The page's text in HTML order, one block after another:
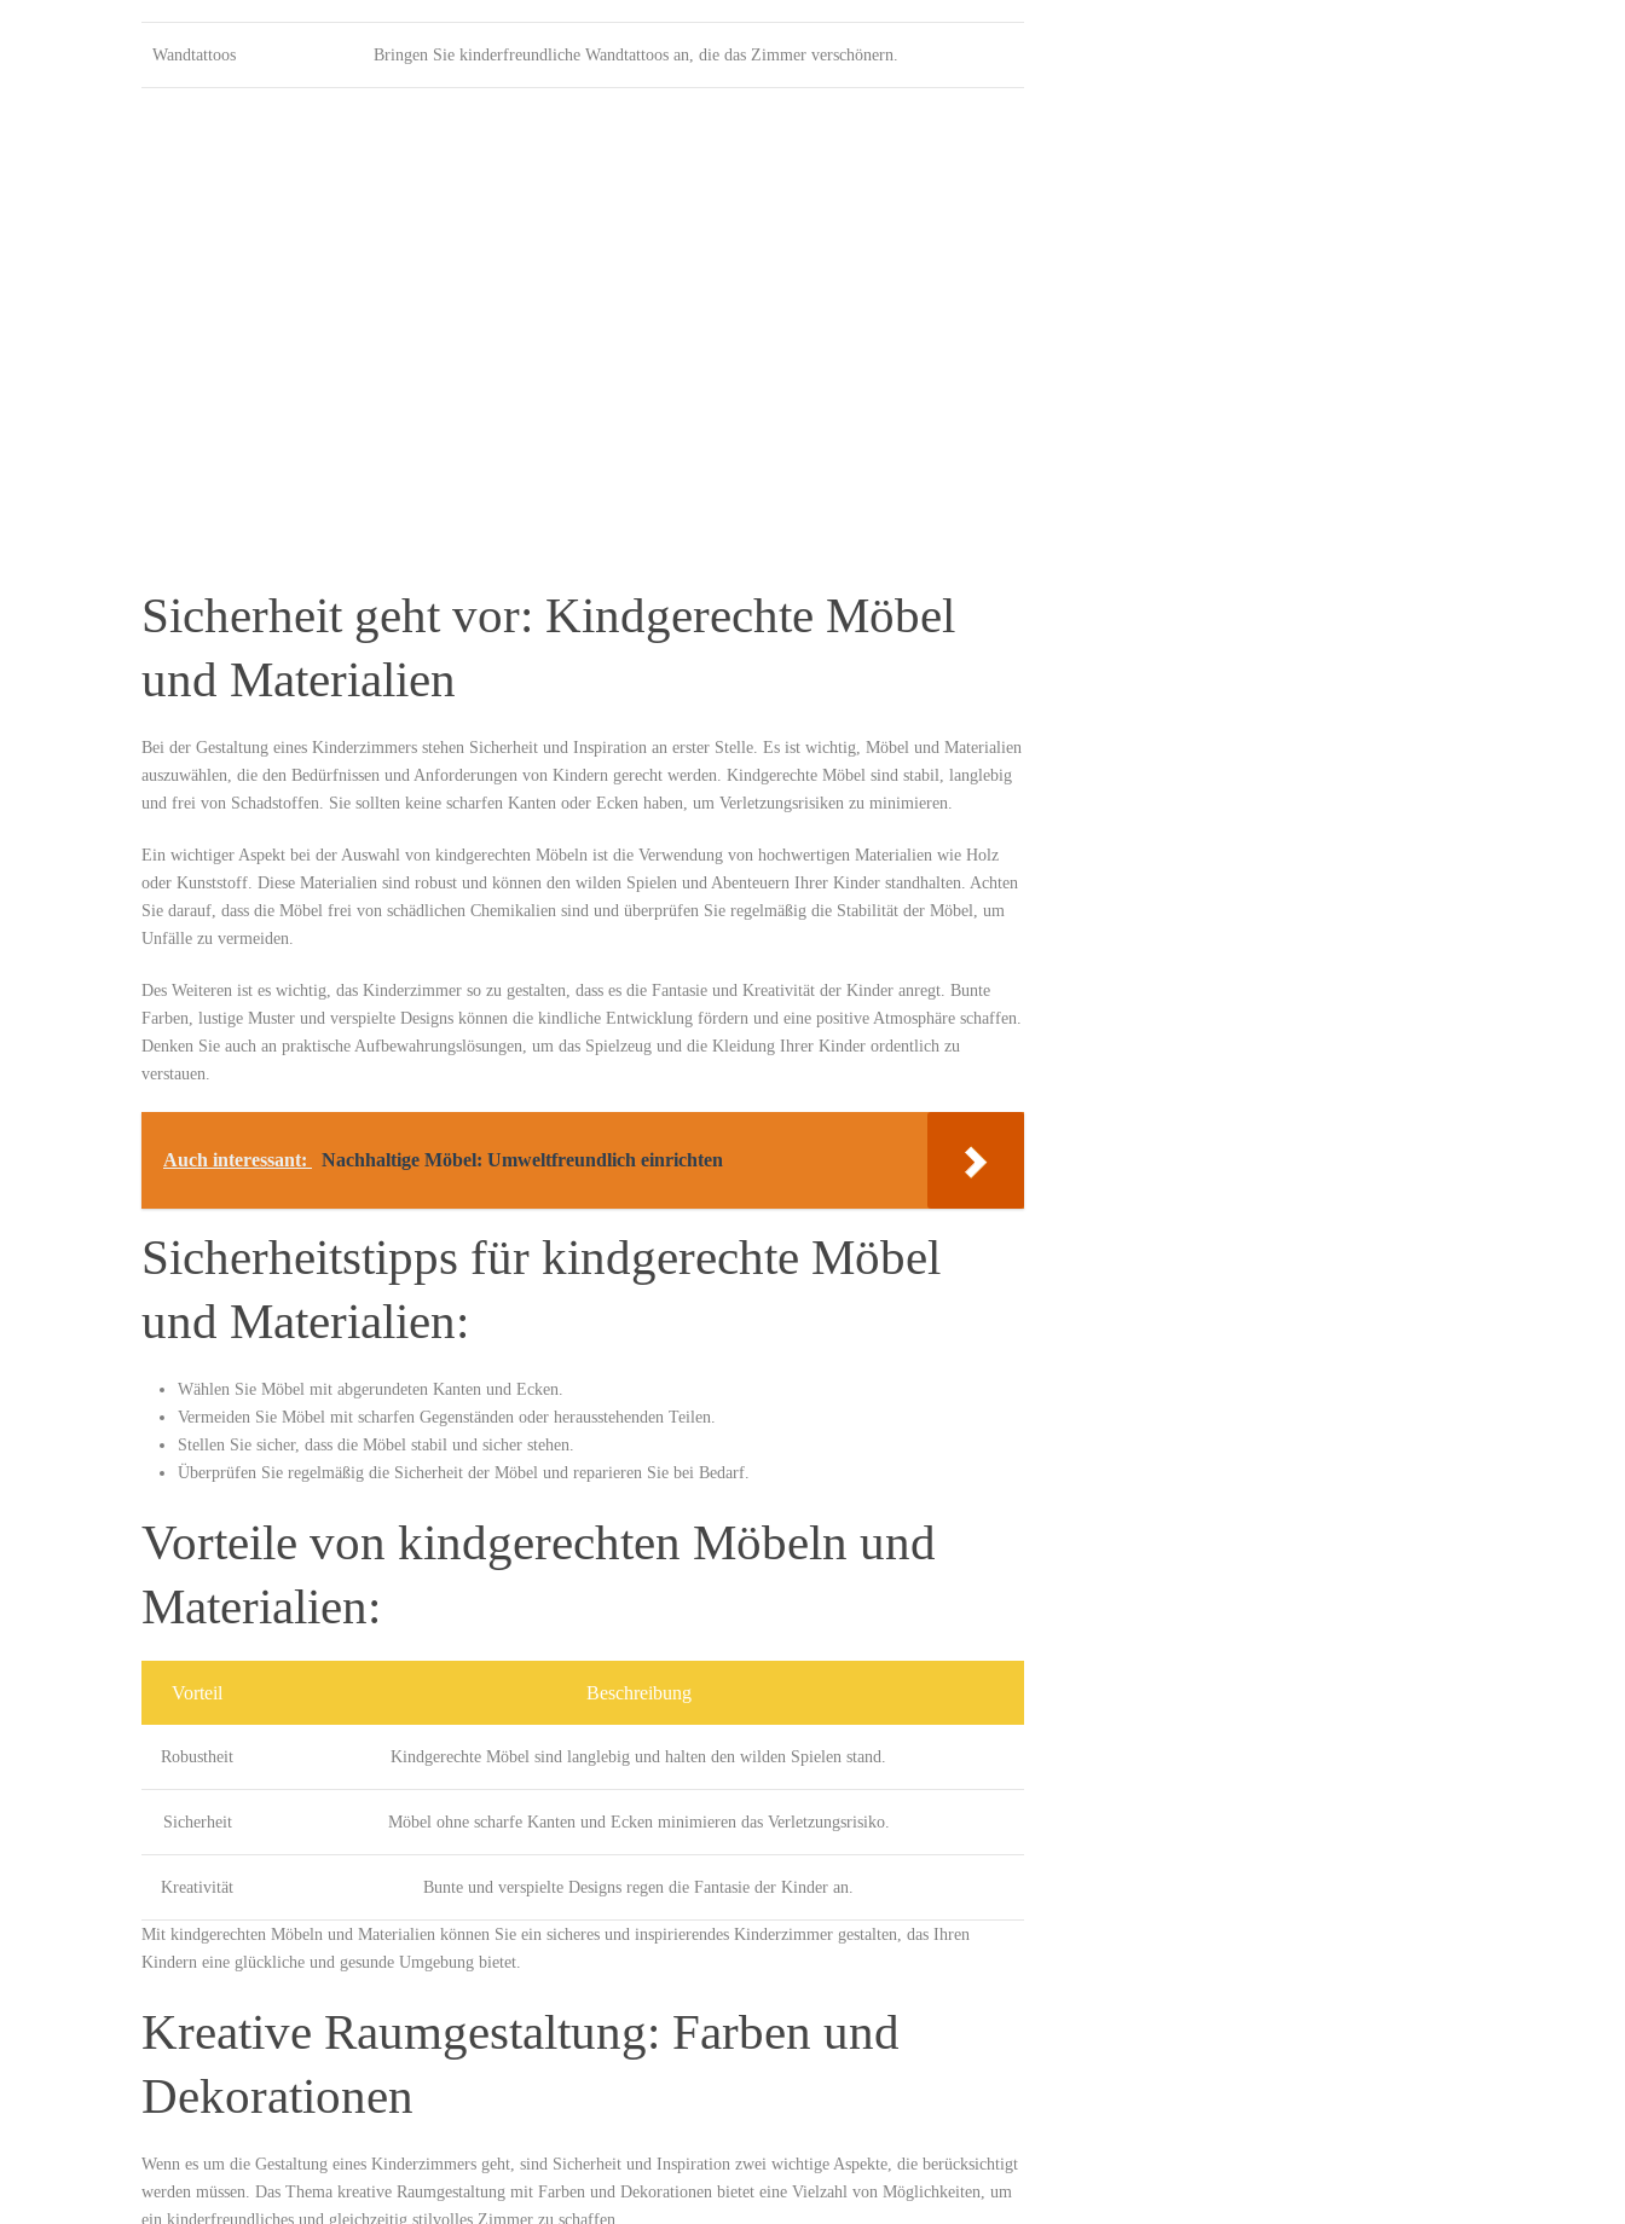
Wandtattoos Bringen Sie kinderfreundliche Wandtattoos an, die das Zimmer verschönern.
Sicherheit geht vor: Kindgerechte Möbel
und Materialien
Bei ⁢der Gestaltung ‍eines Kinderzimmers stehen Sicherheit und Inspiration an erster Stelle. Es ist wichtig, Möbel und‌ Materialien
⁣auszuwählen, die den Bedürfnissen und ‌Anforderungen von Kindern gerecht werden. Kindgerechte‍ Möbel sind⁣ stabil, langlebig
und frei von‍ Schadstoffen. Sie sollten keine scharfen⁣ Kanten oder Ecken haben, um Verletzungsrisiken⁤ zu ​minimieren.
Ein wichtiger Aspekt bei der Auswahl⁤ von kindgerechten Möbeln ist die Verwendung von hochwertigen Materialien wie‌ Holz‍
oder Kunststoff. Diese Materialien ⁣sind robust und können⁢ den wilden ‌Spielen⁣ und Abenteuern Ihrer Kinder ⁣standhalten. ⁤Achten
Sie darauf, dass ⁣die Möbel frei von schädlichen Chemikalien sind und überprüfen Sie regelmäßig⁣ die Stabilität der Möbel, um
Unfälle zu​ vermeiden.
Des Weiteren⁣ ist ⁣es wichtig, das ​Kinderzimmer ⁣so zu gestalten, dass es die Fantasie und Kreativität⁢ der Kinder anregt. Bunte
Farben, lustige Muster‌ und verspielte Designs können ⁣die kindliche‌ Entwicklung fördern und eine positive Atmosphäre⁣ schaffen.
Denken Sie auch an praktische Aufbewahrungslösungen,⁣ um ⁤das Spielzeug und die Kleidung Ihrer Kinder ordentlich zu
verstauen.
Auch interessant: Nachhaltige Möbel: Umweltfreundlich einrichten
Sicherheitstipps für ‍kindgerechte Möbel
und ​Materialien:
Wählen‌ Sie Möbel mit abgerundeten Kanten und Ecken.
Vermeiden Sie ‍Möbel ​mit scharfen‍ Gegenständen oder herausstehenden ⁢Teilen.
Stellen⁣ Sie ⁤sicher, dass die ⁣Möbel stabil und ⁤sicher stehen.
Überprüfen ‌Sie⁤ regelmäßig ‌die Sicherheit ⁣der Möbel und reparieren Sie bei Bedarf.
Vorteile von ⁤kindgerechten Möbeln ​und
Materialien:
Vorteil Beschreibung
Robustheit Kindgerechte⁣ Möbel sind langlebig und halten den wilden Spielen⁤ stand.
Sicherheit Möbel ohne scharfe Kanten und ⁣Ecken⁤ minimieren das Verletzungsrisiko.
Kreativität Bunte ⁣und​ verspielte Designs regen‌ die Fantasie der Kinder an.
Mit kindgerechten Möbeln und Materialien⁣ können‌ Sie ein sicheres ‌und⁤ inspirierendes Kinderzimmer gestalten, das ⁢Ihren
‌Kindern eine glückliche und gesunde Umgebung ​bietet.
Kreative Raumgestaltung: Farben und
Dekorationen
Wenn es um die Gestaltung eines Kinderzimmers geht, sind Sicherheit und Inspiration⁢ zwei wichtige Aspekte, die berücksichtigt
⁢werden müssen. Das⁤ Thema kreative Raumgestaltung⁢ mit Farben und Dekorationen ‍bietet eine Vielzahl von‍ Möglichkeiten, um
ein kinderfreundliches und gleichzeitig stilvolles Zimmer zu⁤ schaffen.